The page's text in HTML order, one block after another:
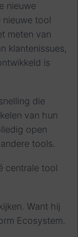
nieuwe
tool
meten van
klantenissues,
is
die
van hun
open
tools.
centrale tool
Want hij
Ecosystem.